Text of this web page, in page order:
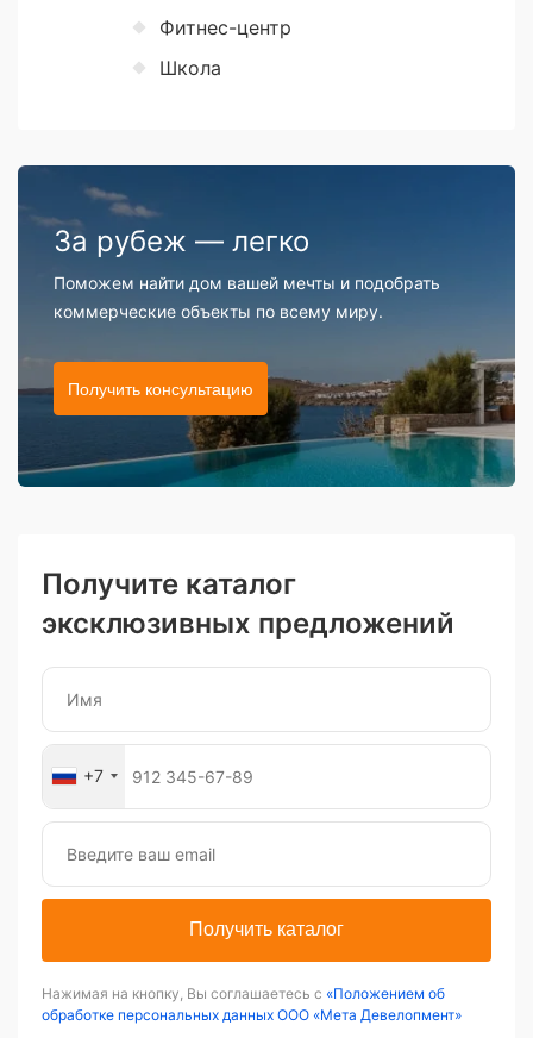
Фитнес-центр
Школа
За рубеж — легко
Поможем найти дом вашей мечты и подобрать
коммерческие объекты по всему миру.
Получить консультацию
Получите каталог
эксклюзивных предложений
+7
Получить каталог
Нажимая на кнопку, Вы соглашаетесь с «Положением об
обработке персональных данных ООО «Мета Девелопмент»